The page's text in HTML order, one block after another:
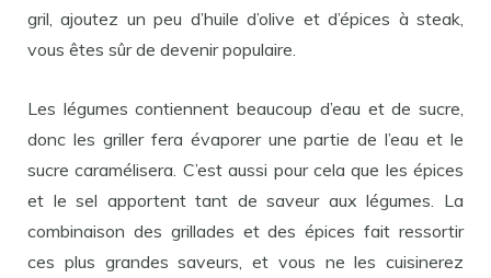
gril, ajoutez un peu d’huile d’olive et d’épices à steak,
vous êtes sûr de devenir populaire.
Les légumes contiennent beaucoup d’eau et de sucre,
donc les griller fera évaporer une partie de l’eau et le
sucre caramélisera. C’est aussi pour cela que les épices
et le sel apportent tant de saveur aux légumes. La
combinaison des grillades et des épices fait ressortir
ces plus grandes saveurs, et vous ne les cuisinerez